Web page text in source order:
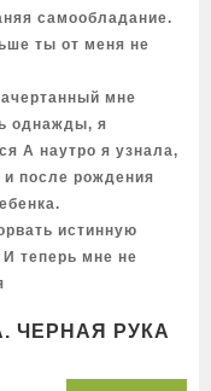
самообладание.
ты от меня не
мне
однажды, я
А наутро я узнала,
и после рождения
истинную
теперь мне не
ЧЕРНАЯ РУКА